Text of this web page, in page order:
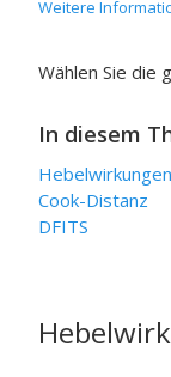
Weitere
Wählen Sie die
In diesem
Cook-Distanz
DFITS